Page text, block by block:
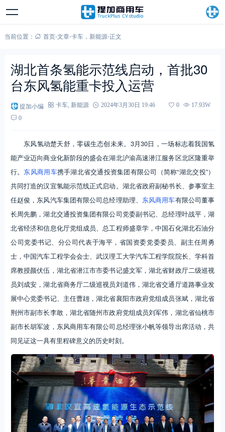
当前位置： 首页-文章-卡车， 新能源-正文
湖北首条氢能示范线启动，首批30
台东风氢能重卡投入运营
提加小编 卡车, 新能源 2024年3月30日 19:46 0
17.93W
0
东风氢动楚天舒，零碳生态创未来。3月30日，一场标志着我国氢
能产业迈向商业化新阶段的盛会在湖北沪渝高速潜江服务区北区隆重举
行。 东风商用车携手湖北省交通投资集团有限公司（简称“湖北交投”）
共同打造的汉宜氢能示范线正式启动。湖北省政府副秘书长、参事室主
任赵俊，东风汽车集团有限公司总经理助理、 东风商用车有限公司董事
长周先鹏，湖北交通投资集团有限公司党委副书记、总经理叶战平，湖
北省经济和信息化厅党组成员、总工程师盛章学，中国石化湖北石油分
公司党委书记、分公司代表于海平，省国资委党委委员、副主任周勇
士，中国汽车工程学会会士、武汉理工大学汽车工程学院院长、学科首
席教授颜伏伍，湖北省潜江市市委书记盛文军，湖北省财政厅二级巡视
员刘成安，湖北省商务厅二级巡视员刘道伟，湖北省交通厅道路事业发
展中心党委书记、主任曹翃，湖北省襄阳市政府党组成员张斌，湖北省
荆州市副市长李敢，湖北省随州市政府党组成员刘军伟，湖北省仙桃市
副市长胡军波，东风商用车有限公司总经理张小帆等领导出席活动，共
同见证这一具有里程碑意义的历史时刻。